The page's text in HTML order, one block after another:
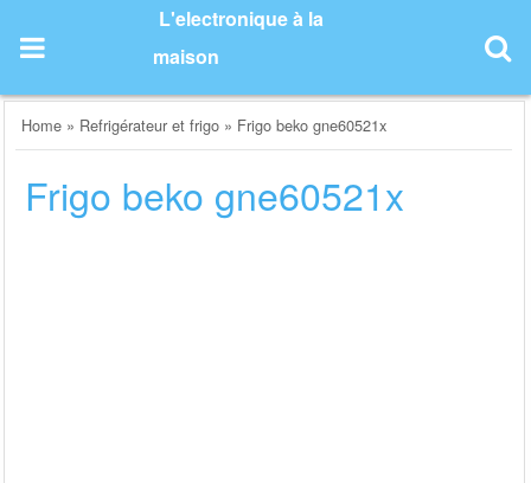
content
L'electronique à la
maison
Home » Refrigérateur et frigo » Frigo beko gne60521x
Frigo beko gne60521x